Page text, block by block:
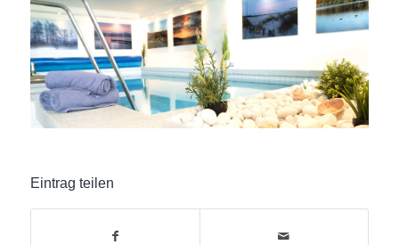
Eintrag teilen